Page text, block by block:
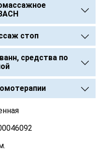
стоп
средства по